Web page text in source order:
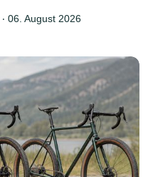
‧ 06. August 2026